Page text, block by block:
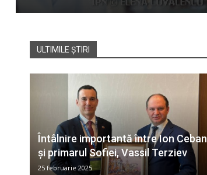
ULTIMILE ȘTIRI
Întâlnire importantă între Ion Ceban
și primarul Sofiei, Vassil Terziev
25 februarie 2025